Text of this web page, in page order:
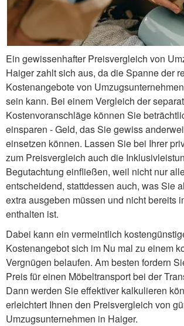
Ein gewissenhafter Preisvergleich von
Haiger zahlt sich aus, da die Spanne der
Kostenangebote von
sein kann. Bei einem Vergleich der
Kostenvoranschläge können Sie
einsparen - Geld, das Sie gewiss
einsetzen können. Lassen Sie bei Ihrer
zum Preisvergleich auch die
Begutachtung einfließen, weil nicht nur
entscheidend, stattdessen auch, was Sie
extra ausgeben müssen und nicht bereits
enthalten ist.
Dabei kann ein vermeintlich
Kostenangebot sich im Nu mal zu einem
Vergnügen belaufen. Am besten fordern
Preis für einen Möbeltransport bei der
Dann werden Sie effektiver kalkulieren
erleichtert Ihnen den Preisvergleich von
Umzugsunternehmen in Haiger.